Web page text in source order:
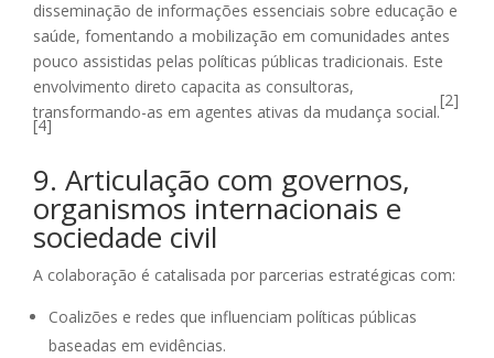
disseminação de informações essenciais sobre educação e
saúde, fomentando a mobilização em comunidades antes
pouco assistidas pelas políticas públicas tradicionais. Este
envolvimento direto capacita as consultoras,
transformando-as em agentes ativas da mudança social.
[2]
[4]
9. Articulação com governos,
organismos internacionais e
sociedade civil
A colaboração é catalisada por parcerias estratégicas com:
Coalizões e redes que influenciam políticas públicas
baseadas em evidências.